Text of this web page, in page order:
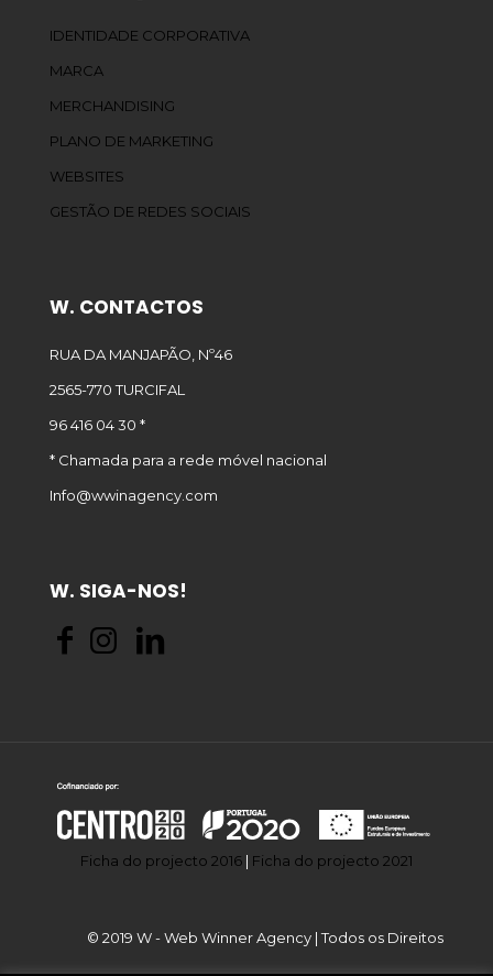
IDENTIDADE CORPORATIVA
MARCA
MERCHANDISING
PLANO DE MARKETING
WEBSITES
GESTÃO DE REDES SOCIAIS
W. CONTACTOS
RUA DA MANJAPÃO, Nº46
2565-770 TURCIFAL
96 416 04 30 *
* Chamada para a rede móvel nacional
Info@wwinagency.com
W. SIGA-NOS!
Ficha do projecto 2016 | Ficha do projecto 2021
© 2019 W - Web Winner Agency | Todos os Direitos